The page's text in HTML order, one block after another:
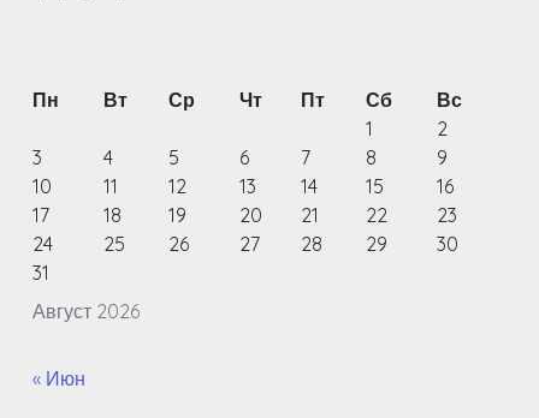
Август 2026
Пн Вт Ср Чт Пт Сб
Вс
1
2
3
4 5 6 7 8
9
10
11 12 13 14 15
16
17
18 19 20 21 22
23
24
25 26 27 28 29
30
31
« Июн